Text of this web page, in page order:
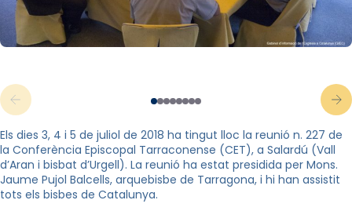
Els dies 3, 4 i 5 de juliol de 2018 ha tingut lloc la reunió n. 227 de
la Conferència Episcopal Tarraconense (CET), a Salardú (Vall
d’Aran i bisbat d’Urgell). La reunió ha estat presidida per Mons.
Jaume Pujol Balcells, arquebisbe de Tarragona, i hi han assistit
tots els bisbes de Catalunya.